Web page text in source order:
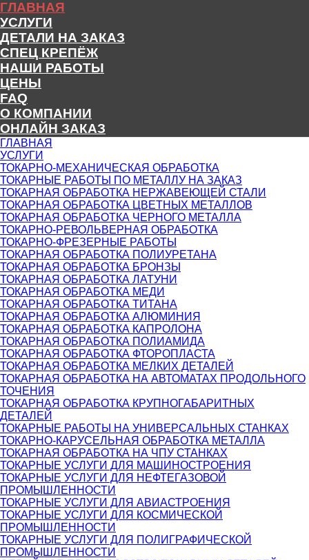
ГЛАВНАЯ
УСЛУГИ
ДЕТАЛИ НА ЗАКАЗ
СПЕЦ КРЕПЁЖ
НАШИ РАБОТЫ
ЦЕНЫ
FAQ
О КОМПАНИИ
ОНЛАЙН ЗАКАЗ
ГЛАВНАЯ
УСЛУГИ
ТОКАРНО-МЕХАНИЧЕСКАЯ ОБРАБОТКА
ТОКАРНЫЕ РАБОТЫ ПО МЕТАЛЛУ НА ЗАКАЗ
ТОКАРНАЯ ОБРАБОТКА НЕРЖАВЕЮЩЕЙ СТАЛИ
ТОКАРНАЯ ОБРАБОТКА ЦВЕТНЫХ МЕТАЛЛОВ
ТОКАРНАЯ ОБРАБОТКА ЧЕРНОГО МЕТАЛЛА
ТОКАРНО-РЕВОЛЬВЕРНАЯ ОБРАБОТКА
ТОКАРНО-ФРЕЗЕРНЫЕ РАБОТЫ
ТОКАРНАЯ ОБРАБОТКА ПОЛИУРЕТАНА
ТОКАРНАЯ ОБРАБОТКА БРОНЗЫ
ТОКАРНАЯ ОБРАБОТКА ЛАТУНИ
ТОКАРНАЯ ОБРАБОТКА МЕДИ
ТОКАРНАЯ ОБРАБОТКА ТИТАНА
ТОКАРНАЯ ОБРАБОТКА АЛЮМИНИЯ
ТОКАРНАЯ ОБРАБОТКА КАПРОЛОНА
ТОКАРНАЯ ОБРАБОТКА ПОЛИАМИДА
ТОКАРНАЯ ОБРАБОТКА ФТОРОПЛАСТА
ТОКАРНАЯ ОБРАБОТКА МЕЛКИХ ДЕТАЛЕЙ
ТОКАРНАЯ ОБРАБОТКА НА АВТОМАТАХ ПРОДОЛЬНОГО
ТОЧЕНИЯ
ТОКАРНАЯ ОБРАБОТКА КРУПНОГАБАРИТНЫХ
ДЕТАЛЕЙ
ТОКАРНЫЕ РАБОТЫ НА УНИВЕРСАЛЬНЫХ СТАНКАХ
ТОКАРНО-КАРУСЕЛЬНАЯ ОБРАБОТКА МЕТАЛЛА
ТОКАРНАЯ ОБРАБОТКА НА ЧПУ СТАНКАХ
ТОКАРНЫЕ УСЛУГИ ДЛЯ МАШИНОСТРОЕНИЯ
ТОКАРНЫЕ УСЛУГИ ДЛЯ НЕФТЕГАЗОВОЙ
ПРОМЫШЛЕННОСТИ
ТОКАРНЫЕ УСЛУГИ ДЛЯ АВИАСТРОЕНИЯ
ТОКАРНЫЕ УСЛУГИ ДЛЯ КОСМИЧЕСКОЙ
ПРОМЫШЛЕННОСТИ
ТОКАРНЫЕ УСЛУГИ ДЛЯ ПОЛИГРАФИЧЕСКОЙ
ПРОМЫШЛЕННОСТИ